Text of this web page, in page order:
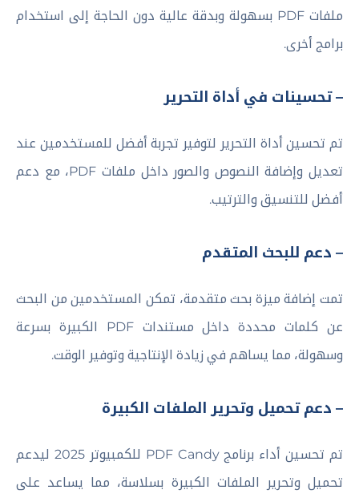
ملفات PDF بسهولة وبدقة عالية دون الحاجة إلى استخدام
برامج أخرى.
– تحسينات في أداة التحرير
تم تحسين أداة التحرير لتوفير تجربة أفضل للمستخدمين عند
تعديل وإضافة النصوص والصور داخل ملفات PDF، مع دعم
أفضل للتنسيق والترتيب.
– دعم للبحث المتقدم
تمت إضافة ميزة بحث متقدمة، تمكن المستخدمين من البحث
عن كلمات محددة داخل مستندات PDF الكبيرة بسرعة
وسهولة، مما يساهم في زيادة الإنتاجية وتوفير الوقت.
– دعم تحميل وتحرير الملفات الكبيرة
تم تحسين أداء برنامج PDF Candy للكمبيوتر 2025 ليدعم
تحميل وتحرير الملفات الكبيرة بسلاسة، مما يساعد على